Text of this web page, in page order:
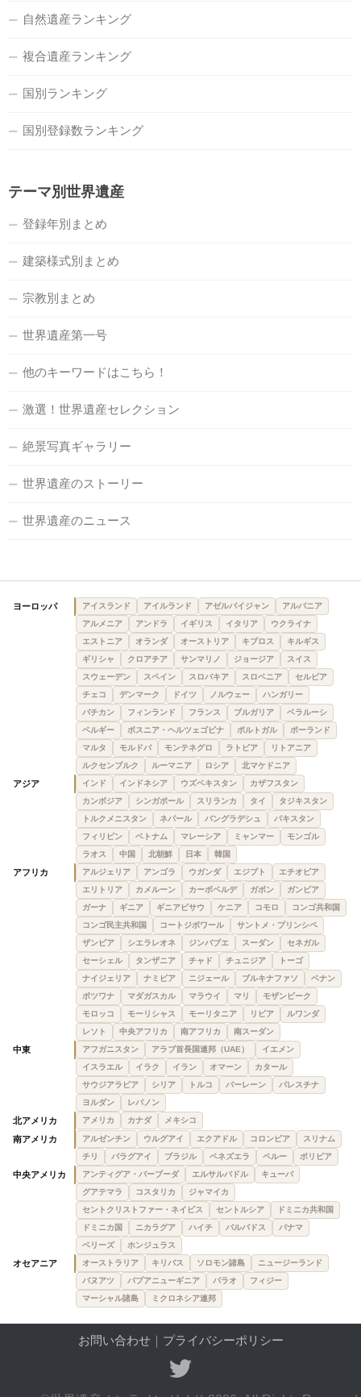
自然遺産ランキング
複合遺産ランキング
国別ランキング
国別登録数ランキング
テーマ別世界遺産
登録年別まとめ
建築様式別まとめ
宗教別まとめ
世界遺産第一号
他のキーワードはこちら！
激選！世界遺産セレクション
絶景写真ギャラリー
世界遺産のストーリー
世界遺産のニュース
ヨーロッパ アイスランド アイルランド アゼルバイジャン
アルバニア
アルメニア
アンドラ イギリス イタリア
ウクライナ
エストニア
オランダ オーストリア キプロス
キルギス
ギリシャ
クロアチア サンマリノ ジョージア
スイス
スウェーデン
スペイン スロバキア スロベニア
セルビア
チェコ
デンマーク ドイツ ノルウェー
ハンガリー
バチカン
フィンランド フランス ブルガリア
ベラルーシ
ベルギー
ボスニア・ヘルツェゴビナ ポルトガル
ポーランド
マルタ
モルドバ モンテネグロ ラトビア
リトアニア
ルクセンブルク
ルーマニア ロシア 北マケドニア
アジア インド インドネシア ウズベキスタン
カザフスタン
カンボジア
シンガポール スリランカ タイ
タジキスタン
トルクメニスタン
ネパール バングラデシュ
パキスタン
フィリピン
ベトナム マレーシア ミャンマー
モンゴル
ラオス
中国 北朝鮮 日本 韓国
アフリカ アルジェリア アンゴラ ウガンダ エジプト
エチオピア
エリトリア
カメルーン カーボベルデ ガボン
ガンビア
ガーナ
ギニア ギニアビサウ ケニア コモロ
コンゴ共和国
コンゴ民主共和国
コートジボワール
サントメ・プリンシペ
ザンビア
シエラレオネ ジンバブエ スーダン
セネガル
セーシェル
タンザニア チャド チュニジア
トーゴ
ナイジェリア
ナミビア ニジェール ブルキナファソ
ベナン
ボツワナ
マダガスカル マラウイ マリ
モザンビーク
モロッコ
モーリシャス モーリタニア リビア
ルワンダ
レソト
中央アフリカ 南アフリカ 南スーダン
中東 アフガニスタン アラブ首長国連邦（UAE）
イエメン
イスラエル
イラク イラン オマーン
カタール
サウジアラビア
シリア トルコ バーレーン
パレスチナ
ヨルダン
レバノン
北アメリカ アメリカ カナダ メキシコ
南アメリカ アルゼンチン ウルグアイ エクアドル コロンビア
スリナム
チリ
パラグアイ ブラジル ベネズエラ ペルー ボリビア
中央アメリカ アンティグア・バーブーダ エルサルバドル
キューバ
グアテマラ
コスタリカ
ジャマイカ
セントクリストファー・ネイビス
セントルシア
ドミニカ共和国
ドミニカ国
ニカラグア ハイチ バルバドス
パナマ
ベリーズ
ホンジュラス
オセアニア オーストラリア キリバス ソロモン諸島
ニュージーランド
バヌアツ
パプアニューギニア パラオ
フィジー
マーシャル諸島
ミクロネシア連邦
お問い合わせ｜ プライバシーポリシー